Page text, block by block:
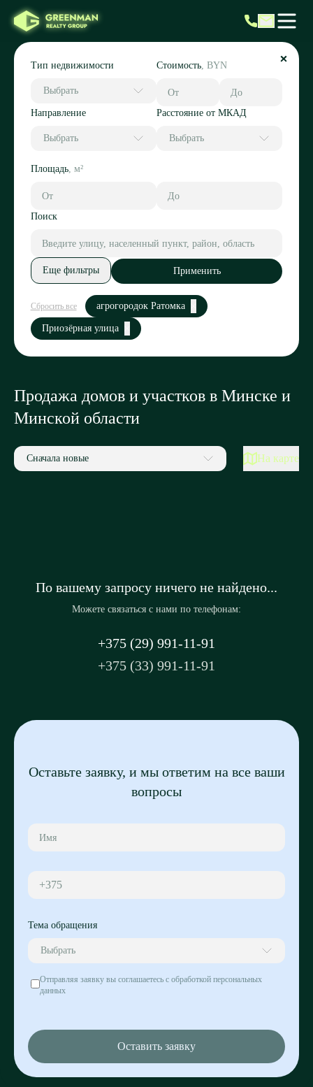
Тип недвижимости
Выбрать
Стоимость, BYN
Направление
Выбрать
Расстояние от МКАД
Выбрать
Площадь, м²
Поиск
Еще фильтры Применить
Сбросить все агрогородок Ратомка
Приозёрная улица
Продажа домов и участков в Минске и
Минской области
Сначала новые На карте
По вашему запросу ничего не найдено...
Можете связаться с нами по телефонам:
+375 (29) 991-11-91
+375 (33) 991-11-91
Оставьте заявку, и мы ответим на все ваши
вопросы
+375
Тема обращения
Выбрать
Отправляя заявку вы соглашаетесь с обработкой персональных
данных
Оставить заявку